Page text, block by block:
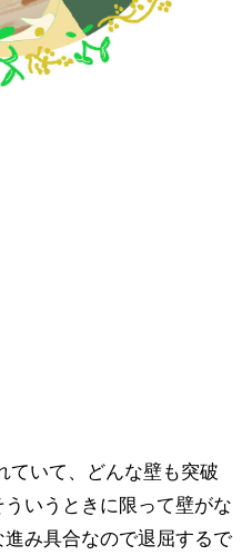
ていて、どんな壁も突破
いうときに限って壁がな
み具合なので退屈するで